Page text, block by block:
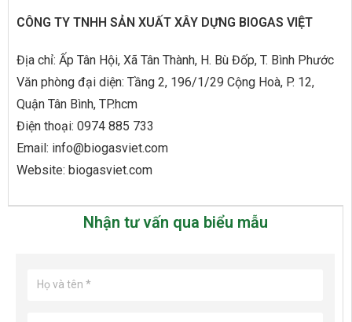
CÔNG TY TNHH SẢN XUẤT XÂY DỰNG BIOGAS VIỆT
Địa chỉ: Ấp Tân Hội, Xã Tân Thành, H. Bù Đốp, T. Bình Phước
Văn phòng đại diện: Tầng 2, 196/1/29 Cộng Hoà, P. 12,
Quận Tân Bình, TP.hcm
Điện thoại: 0974 885 733
Email: info@biogasviet.com
Website: biogasviet.com
Nhận tư vấn qua biểu mẫu